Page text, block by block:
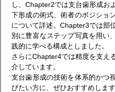
し、Chapter2では支台歯形成お
下形成の術式、術者のポジショ
について詳述。Chapter3では部
別に豊富なステップ写真を用い
践的に学べる構成としました。
さらにChapter4では精度を支え
介しています。
支台歯形成の技術を体系的かつ
びたい方に、ぜひおすすめします